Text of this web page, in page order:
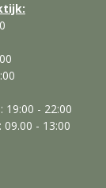
19:00 - 22:00
- 13:00